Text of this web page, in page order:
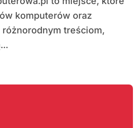
komputerów oraz
treściom,